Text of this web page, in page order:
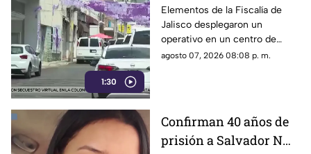
1:30
anexo de la colonia
Olímpica en
Guadalajara
Elementos de la Fiscalía de
Jalisco desplegaron un
operativo en un centro de
rehabilitación de la colonia
agosto 07, 2026 08:08 p. m.
Confirman 40 años de
prisión a Salvador N